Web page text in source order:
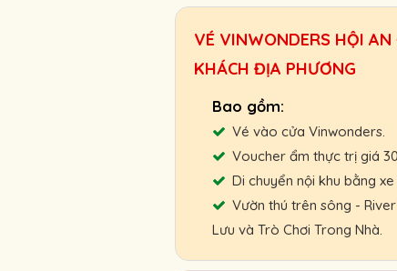
Hỗ trợ giao vé tận nơi
Chính sách ưu đãi cho đối
Chính sách hoàn, đổi vé
Cam kết giá vé tốt nhất,
Người Lớn : 410.000 VNĐ
Cao Tuổi:320.000 VNĐ
Trẻ Em:300.000 VNĐ
Gọi ngay: 0901.011.772
VÉ VINWONDERS HỘI
KHÁCH ĐỊA PHƯƠNG
Vé vào cửa Vinwonders.
Voucher ẩm thực trị giá
Di chuyển nội khu bằng
Vườn thú trên sông -
Lưu và Trò Chơi Trong Nhà.